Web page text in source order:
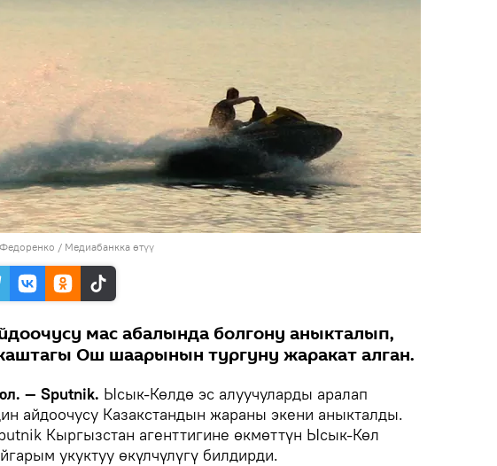
/ Медиабанкка өтүү
мас абалында болгону аныкталып,
Ош шаарынын тургуну жаракат алган.
— Sputnik. Ысык-Көлдө эс алуучуларды аралап
айдоочусу Казакстандын жараны экени аныкталды.
Кыргызстан агенттигине өкмөттүн Ысык-Көл
укуктуу өкүлчүлүгү билдирди.